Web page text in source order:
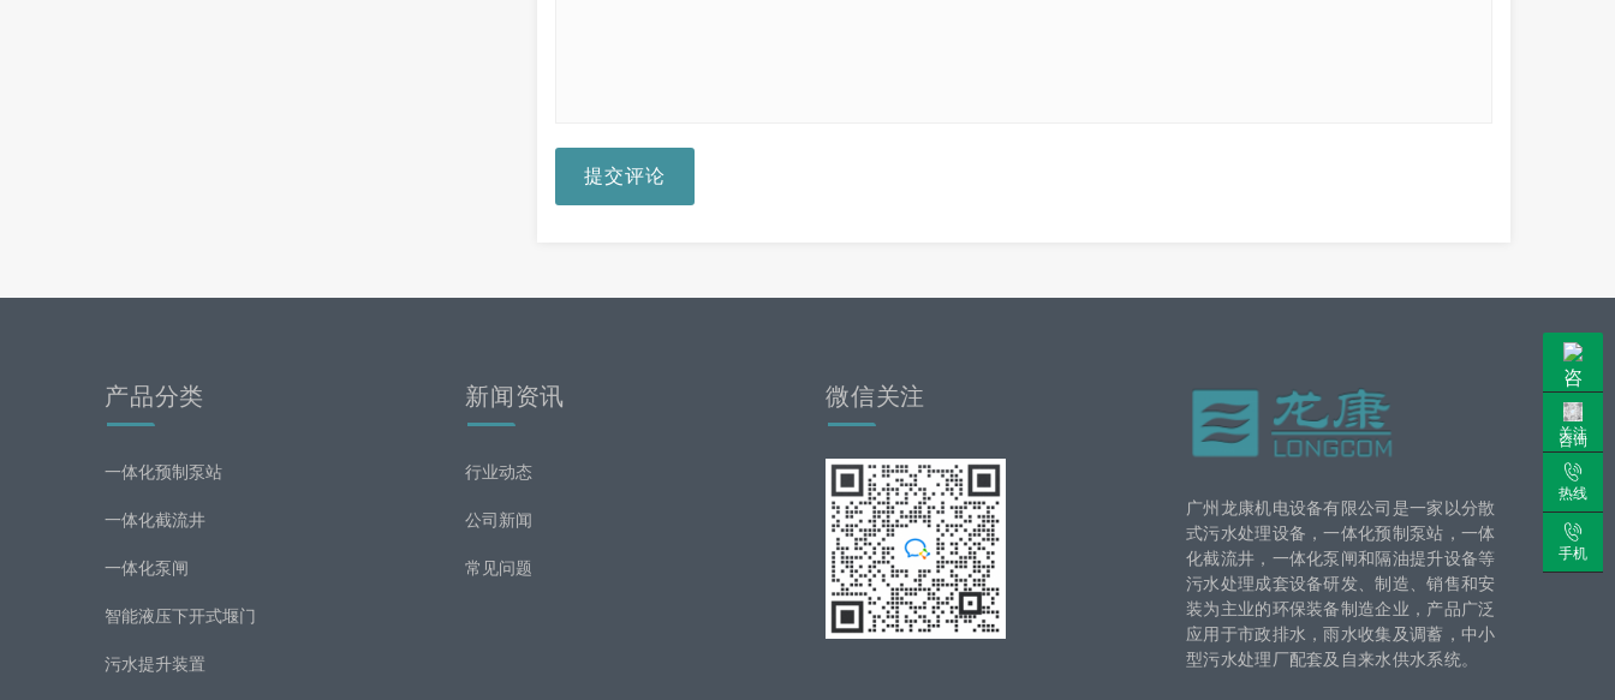
提交评论
产品分类
一体化预制泵站
一体化截流井
一体化泵闸
智能液压下开式堰门
污水提升装置
新闻资讯
行业动态
公司新闻
常见问题
微信关注
广州龙康机电设备有限公司是一家以分散
式污水处理设备，一体化预制泵站，一体
化截流井，一体化泵闸和隔油提升设备等
污水处理成套设备研发、制造、销售和安
装为主业的环保装备制造企业，产品广泛
应用于市政排水，雨水收集及调蓄，中小
型污水处理厂配套及自来水供水系统。
咨询
关注
热线
手机